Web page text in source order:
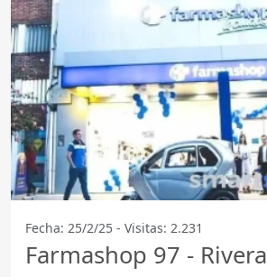
Fecha: 25/2/25 - Visitas: 2.231
Farmashop 97 - Rivera